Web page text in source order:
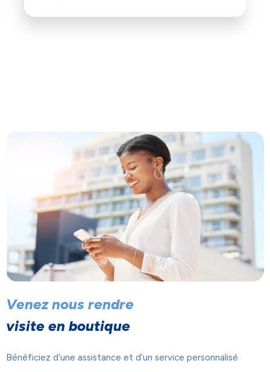
Venez nous rendre
visite en boutique
Bénéficiez d’une assistance et d’un service personnalisé